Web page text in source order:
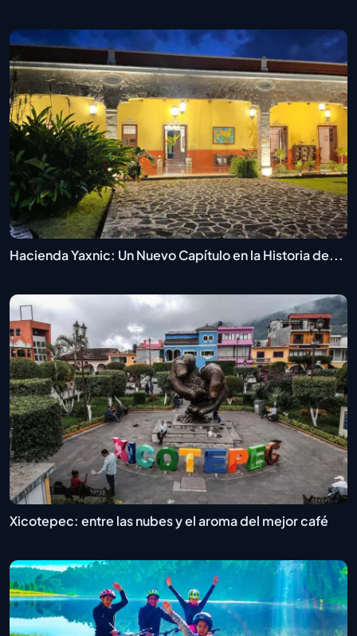
Hacienda Yaxnic: Un Nuevo Capítulo en la Historia de...
Xicotepec: entre las nubes y el aroma del mejor café